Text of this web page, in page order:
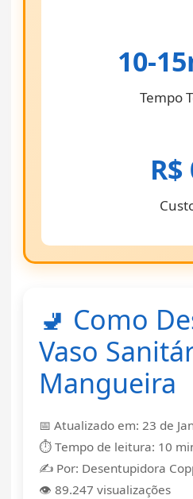
10-
Tempo
R$
🚽 Como
Vaso
Mangueira
📅 Atualizado em: 23 de
⏱️ Tempo de leitura: 10
✍️ Por: Desentupidora
👁️ 89.247 visualizações